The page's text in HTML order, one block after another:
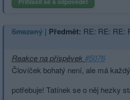
Smazaný | Předmět: RE: RE: RE:
Reakce na příspěvek#5076
Človíček bohatý není, ale má
potřebuje! Tatínek se o něj hezky